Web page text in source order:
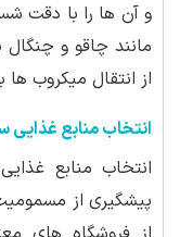
و آن ها را با دقت
مانند چاقو و چنگال
از انتقال میکروب
انتخاب منابع غذایی
انتخاب منابع
پیشگیری از